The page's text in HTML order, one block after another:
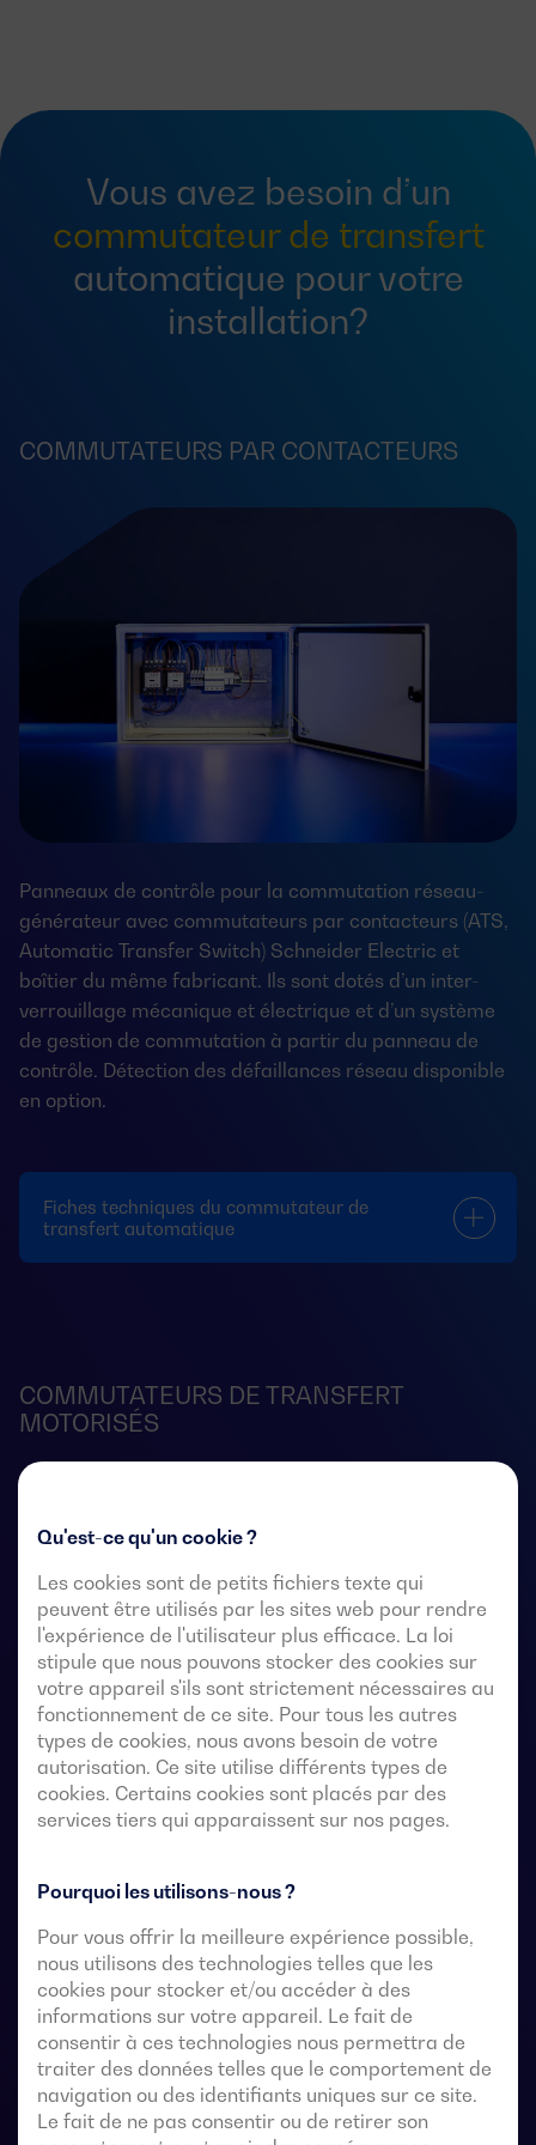
Qu'est-ce qu'un cookie ?
Les cookies sont de petits fichiers texte qui
peuvent être utilisés par les sites web pour rendre
l'expérience de l'utilisateur plus efficace. La loi
stipule que nous pouvons stocker des cookies sur
votre appareil s'ils sont strictement nécessaires au
fonctionnement de ce site. Pour tous les autres
types de cookies, nous avons besoin de votre
autorisation. Ce site utilise différents types de
cookies. Certains cookies sont placés par des
services tiers qui apparaissent sur nos pages.
Pourquoi les utilisons-nous ?
Pour vous offrir la meilleure expérience possible,
nous utilisons des technologies telles que les
cookies pour stocker et/ou accéder à des
informations sur votre appareil. Le fait de
consentir à ces technologies nous permettra de
traiter des données telles que le comportement de
navigation ou des identifiants uniques sur ce site.
Le fait de ne pas consentir ou de retirer son
Vous avez besoin d’un
commutateur de transfert
automatique pour votre
installation?
COMMUTATEURS PAR CONTACTEURS
Panneaux de contrôle pour la commutation réseau-
générateur avec commutateurs par contacteurs (ATS,
Automatic Transfer Switch) Schneider Electric et
boîtier du même fabricant. Ils sont dotés d’un inter-
verrouillage mécanique et électrique et d’un système
de gestion de commutation à partir du panneau de
contrôle. Détection des défaillances réseau disponible
en option.
Fiches techniques du commutateur de
transfert automatique
COMMUTATEURS DE TRANSFERT
MOTORISÉS
avec une coupure entièrement apparente. Ils
permettent le transfert en charge de deux sources
triphasées par l’intermédiaire de contacts à distance
exempts de tension, à partir d’un contrôleur
automatique externe, utilisant une logique d’impulsions
ou un interrupteur.
Ils sont conçus pour être utilisés dans des systèmes
d’alimentation à basse tension où une interruption de